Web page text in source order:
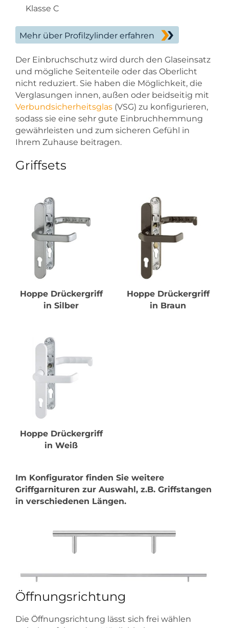
Klasse C
Mehr über Profilzylinder erfahren
Der Einbruchschutz wird durch den Glaseinsatz
und mögliche Seitenteile oder das Oberlicht
nicht reduziert. Sie haben die Möglichkeit, die
Verglasungen innen, außen oder beidseitig mit
Verbundsicherheitsglas (VSG) zu konfigurieren,
sodass sie eine sehr gute Einbruchhemmung
gewährleisten und zum sicheren Gefühl in
Ihrem Zuhause beitragen.
Griffsets
Hoppe Drückergriff
in Silber
Hoppe Drückergriff
in Braun
Hoppe Drückergriff
in Weiß
Im Konfigurator finden Sie weitere
Griffgarnituren zur Auswahl, z.B. Griffstangen
in verschiedenen Längen.
Öffnungsrichtung
Die Öffnungsrichtung lässt sich frei wählen